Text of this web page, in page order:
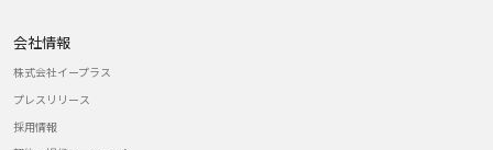
会社情報
株式会社イープラス
プレスリリース
採用情報